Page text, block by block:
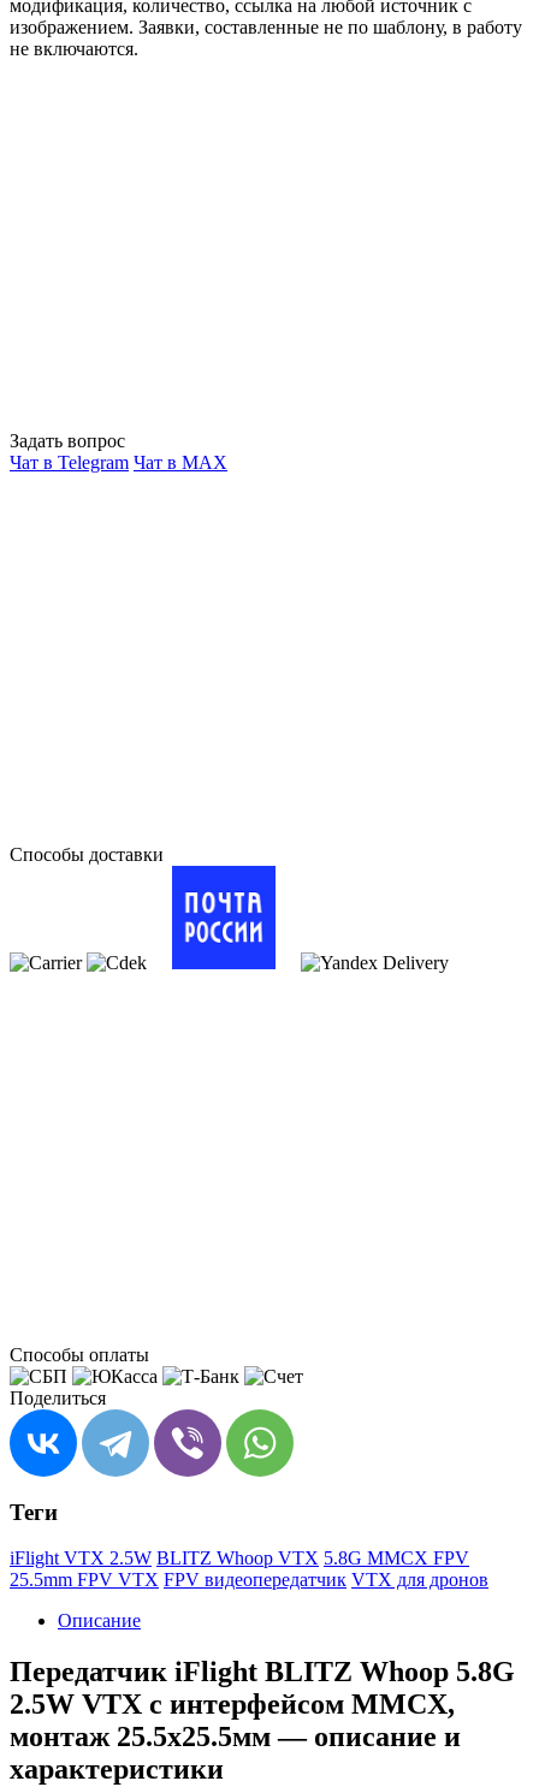
модификация, количество, ссылка на любой источник с
изображением. Заявки, составленные не по шаблону, в работу
не включаются.
Задать вопрос
Чат в Telegram Чат в MAX
Способы доставки
Способы оплаты
Поделиться
Теги
iFlight VTX 2.5W BLITZ Whoop VTX 5.8G MMCX FPV
25.5mm FPV VTX FPV видеопередатчик VTX для дронов
Описание
Передатчик iFlight BLITZ Whoop 5.8G
2.5W VTX с интерфейсом MMCX,
монтаж 25.5x25.5мм — описание и
характеристики